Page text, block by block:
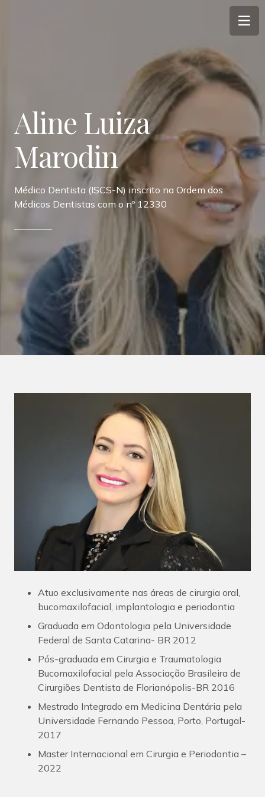
Aline Luiza
Marodin
Médico Dentista (ISCS-N) inscrito na Ordem dos
Médicos Dentistas com o nº 12330
Atuo exclusivamente nas áreas de cirurgia oral,
bucomaxilofacial, implantologia e periodontia
Graduada em Odontologia pela Universidade
Federal de Santa Catarina- BR 2012
Pós-graduada em Cirurgia e Traumatologia
Bucomaxilofacial pela Associação Brasileira de
Cirurgiões Dentista de Florianópolis-BR 2016
Mestrado Integrado em Medicina Dentária pela
Universidade Fernando Pessoa, Porto, Portugal-
2017
Master Internacional em Cirurgia e Periodontia –
2022